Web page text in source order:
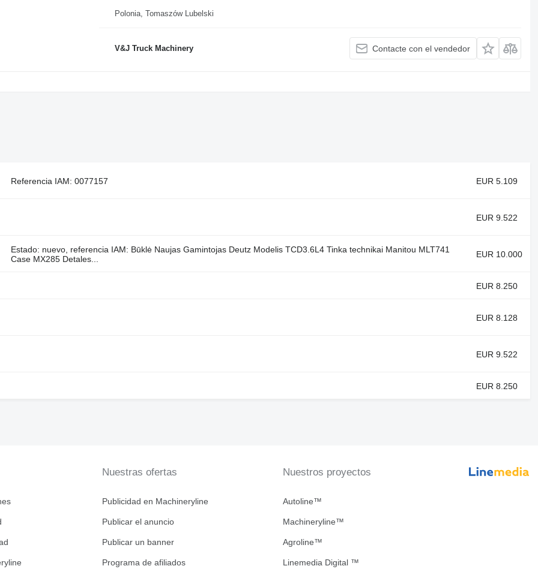
Polonia, Tomaszów Lubelski
V&J Truck Machinery Contacte con el vendedor
Referencia IAM: 0077157 EUR 5.109
EUR 9.522
Estado: nuevo, referencia IAM: Būklė Naujas Gamintojas Deutz Modelis TCD3.6L4 Tinka technikai Manitou MLT741
Case MX285 Detales...
EUR 10.000
EUR 8.250
EUR 8.128
EUR 9.522
EUR 8.250
Nuestras ofertas
Publicidad en Machineryline
Publicar el anuncio
Publicar un banner
Programa de afiliados
Nuestros proyectos
Autoline™
Machineryline™
Agroline™
Linemedia Digital ™